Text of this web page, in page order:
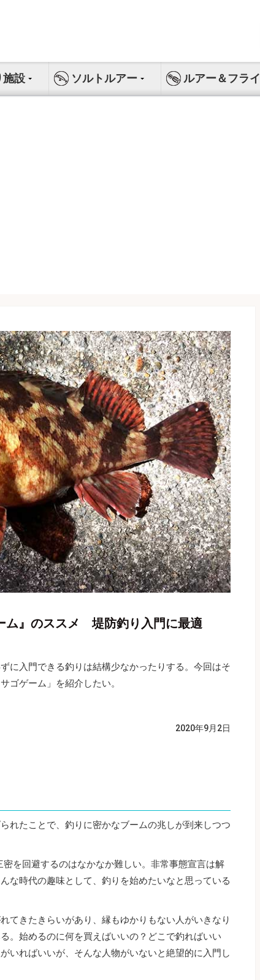
施設 ソルトルアー ルアー＆フライ
ム』のススメ 堤防釣り入門に最適
に入門できる釣りは結構少なかったりする。今回はそ
ゴゲーム」を紹介したい。
2020年9月2日
れたことで、釣りに密かなブームの兆しが到来しつつ
を回避するのはなかなか難しい。非常事態宣言は解
な時代の趣味として、釣りを始めたいなと思っている
てきたきらいがあり、縁もゆかりもない人がいきなり
。始めるのに何を買えばいいの？どこで釣ればいい
いればいいが、そんな人物がいないと絶望的に入門し